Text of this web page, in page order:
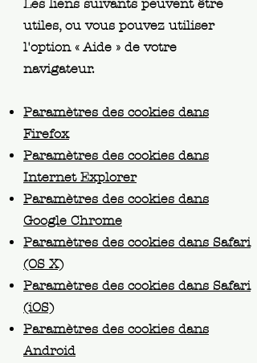
Les liens suivants peuvent être
utiles, ou vous pouvez utiliser
l'option « Aide » de votre
navigateur.
Paramètres des cookies dans
Firefox
Paramètres des cookies dans
Internet Explorer
Paramètres des cookies dans
Google Chrome
Paramètres des cookies dans Safari
(OS X)
Paramètres des cookies dans Safari
(iOS)
Paramètres des cookies dans
Android